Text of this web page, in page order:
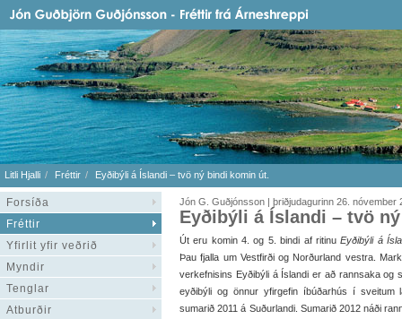
Litli Hjalli Fréttir Eyðibýli á Íslandi – tvö ný bindi komin út.
Forsíða
Fréttir
Yfirlit yfir veðrið
Myndir
Tenglar
Atburðir
Jón G. Guðjónsson | þriðjudagurinn 26. nóvember
Eyðibýli á Íslandi – tvö
Út eru komin 4. og 5. bindi af ritinuEyðibýli á
Þau fjalla um Vestfirði og Norðurland vestra.
verkefnisins Eyðibýli á Íslandi er að rannsaka og
eyðibýli og önnur yfirgefin íbúðarhús í sveitum
sumarið 2011 á Suðurlandi. Sumarið 2012 náði